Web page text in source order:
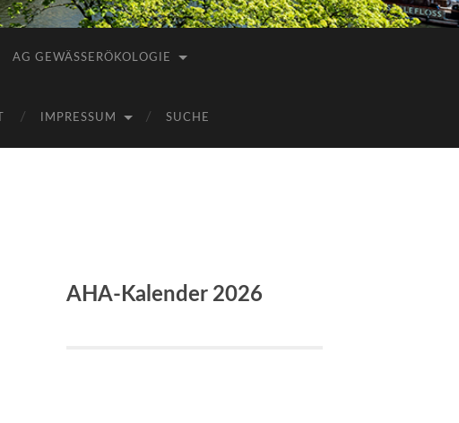
AG GEWÄSSERÖKOLOGIE
IMPRESSUM SUCHE
AHA-Kalender 2026